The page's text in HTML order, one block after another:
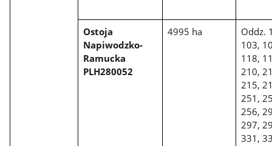
Ostoja
Napiwodzko-
Ramucka
PLH280052
4995 ha
Oddz.
103,
118,
210,
215,
251,
256,
297,
331,